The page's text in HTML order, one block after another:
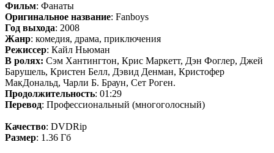
Фильм: Фанаты
Оригинальное название: Fanboys
Год выхода: 2008
Жанр: комедия, драма, приключения
Режиссер: Кайл Ньюман
В ролях: Сэм Хантингтон, Крис Маркетт, Дэн Фоглер, Джей
Барушель, Кристен Белл, Дэвид Денман, Кристофер
МакДональд, Чарли Б. Браун, Сет Роген.
Продолжительность: 01:29
Перевод: Профессиональный (многоголосный)
Качество: DVDRip
Размер: 1.36 Гб